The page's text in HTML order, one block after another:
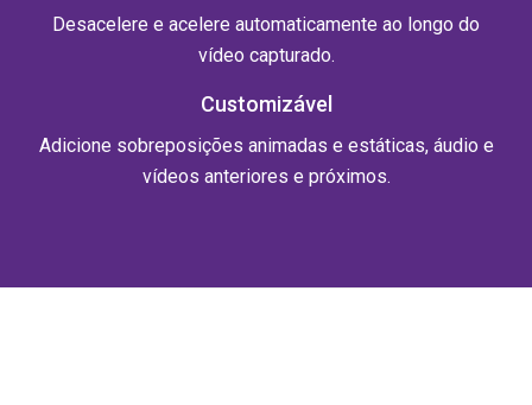
Desacelere e acelere automaticamente ao longo do
vídeo capturado.
Customizável
Adicione sobreposições animadas e estáticas, áudio e
vídeos anteriores e próximos.